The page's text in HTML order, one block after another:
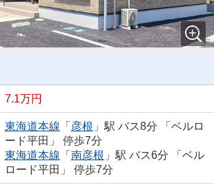
7.1万円
東海道本線 「 彦根 」駅 バス8分 「ベルロ
ード平田」 停歩7分
東海道本線 「 南彦根 」駅 バス6分 「ベル
ロード平田」 停歩7分